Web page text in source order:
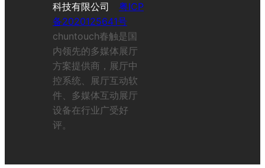
科技有限公司 粤ICP
备2020125641号
chuntouch春触是国
内领先的多媒体展厅
方案提供商，展厅中
控系统、展厅互动软
件、多媒体互动展厅
设备在行业广受好
评。